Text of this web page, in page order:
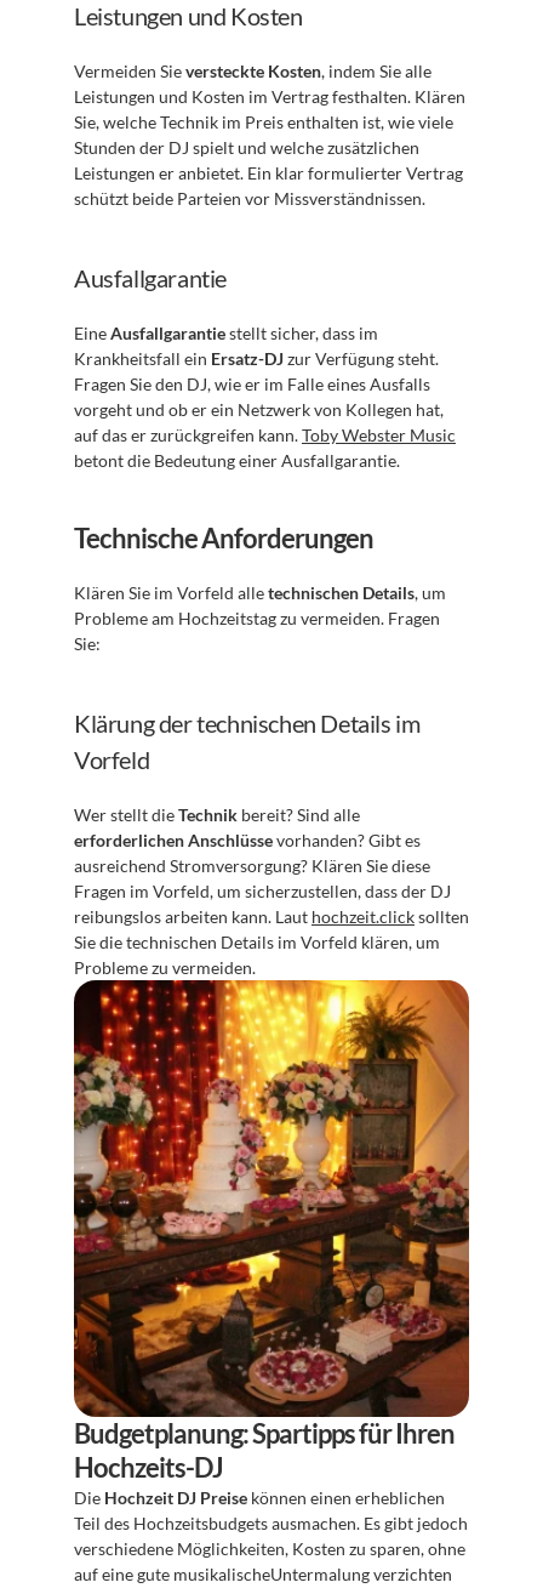
Leistungen und Kosten
Vermeiden Sie versteckte Kosten, indem Sie alle
Leistungen und Kosten im Vertrag festhalten. Klären
Sie, welche Technik im Preis enthalten ist, wie viele
Stunden der DJ spielt und welche zusätzlichen
Leistungen er anbietet. Ein klar formulierter Vertrag
schützt beide Parteien vor Missverständnissen.
Ausfallgarantie
Eine Ausfallgarantie stellt sicher, dass im
Krankheitsfall ein Ersatz-DJ zur Verfügung steht.
Fragen Sie den DJ, wie er im Falle eines Ausfalls
vorgeht und ob er ein Netzwerk von Kollegen hat,
auf das er zurückgreifen kann. Toby Webster Music
betont die Bedeutung einer Ausfallgarantie.
Technische Anforderungen
Klären Sie im Vorfeld alle technischen Details, um
Probleme am Hochzeitstag zu vermeiden. Fragen
Sie:
Klärung der technischen Details im
Vorfeld
Wer stellt die Technik
erforderlichen Anschlüsse vorhanden? Gibt es
ausreichend Stromversorgung? Klären Sie diese
Fragen im Vorfeld, um sicherzustellen, dass der DJ
reibungslos arbeiten kann. Laut hochzeit.click sollten
Sie die technischen Details im Vorfeld klären, um
Probleme zu vermeiden.
Budgetplanung: Spartipps für Ihren
Hochzeits-DJ
Die Hochzeit DJ Preise können einen erheblichen
Teil des Hochzeitsbudgets ausmachen. Es gibt jedoch
verschiedene Möglichkeiten, Kosten zu sparen, ohne
auf eine gute musikalischeUntermalung verzichten